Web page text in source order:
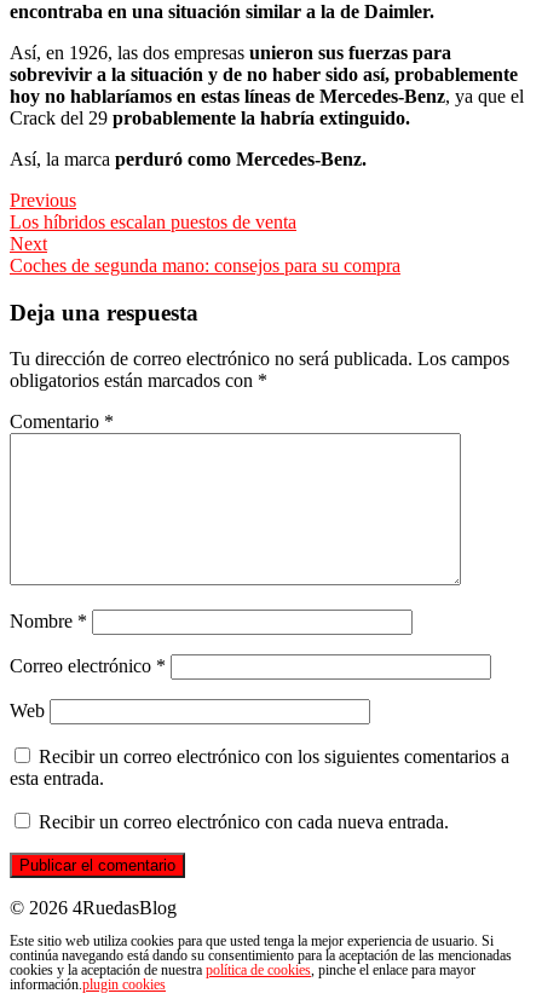
encontraba en una situación similar a la de Daimler.
Así, en 1926, las dos empresas unieron sus fuerzas para
sobrevivir a la situación y de no haber sido así, probablemente
hoy no hablaríamos en estas líneas de Mercedes-Benz, ya que el
Crack del 29 probablemente la habría extinguido.
Así, la marca perduró como Mercedes-Benz.
Navegación
de
entradas
Previous
Previous
post:
Los híbridos escalan puestos de venta
Next
Next
Coches de segunda mano: consejos para su compra
Deja una respuesta
Tu dirección de correo electrónico no será publicada. Los campos
obligatorios están marcados con *
Comentario *
Nombre *
Correo electrónico *
Web
Recibir un correo electrónico con los siguientes comentarios a
esta entrada.
Recibir un correo electrónico con cada nueva entrada.
© 2026 4RuedasBlog
Este sitio web utiliza cookies para que usted tenga la mejor experiencia de usuario. Si
continúa navegando está dando su consentimiento para la aceptación de las mencionadas
cookies y la aceptación de nuestra política de cookies, pinche el enlace para mayor
información.plugin cookies